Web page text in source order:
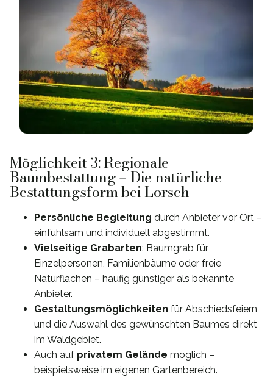
Möglichkeit 3: Regionale
Baumbestattung – Die natürliche
Bestattungsform bei Lorsch
Persönliche Begleitung durch Anbieter vor Ort –
einfühlsam und individuell abgestimmt.
Vielseitige Grabarten: Baumgrab für
Einzelpersonen, Familienbäume oder freie
Naturflächen – häufig günstiger als bekannte
Anbieter.
Gestaltungsmöglichkeiten für Abschiedsfeiern
und die Auswahl des gewünschten Baumes direkt
im Waldgebiet.
Auch auf privatem Gelände möglich –
beispielsweise im eigenen Gartenbereich.